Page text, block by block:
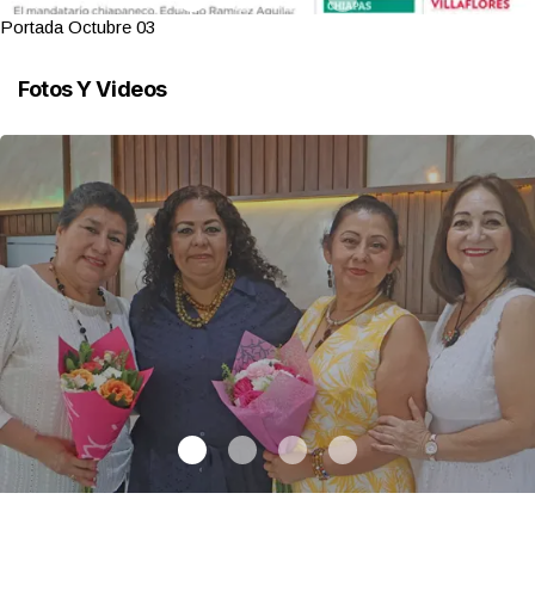
Portada Octubre 03
Fotos Y Videos